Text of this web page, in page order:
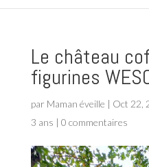
Le château
figurines
par Maman éveille | Oct 22,
3 ans | 0 commentaires